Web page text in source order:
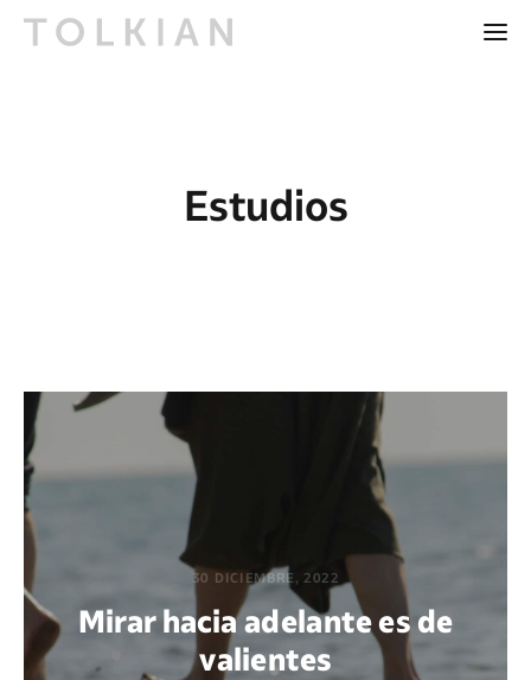
Estudios
30 DICIEMBRE, 2022
Mirar hacia adelante es de
valientes